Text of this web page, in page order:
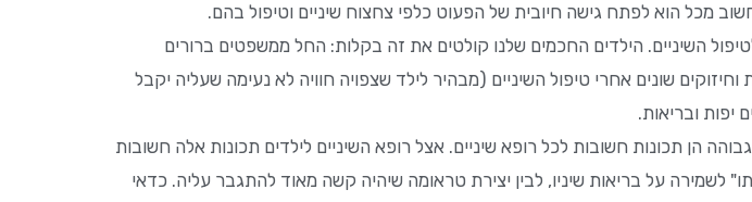
מכל הוא לפתח גישה חיובית של הפעוט כלפי צחצוח שיניים וטיפול בהם.
השיניים. הילדים החכמים שלנו קולטים את זה בקלות: החל ממשפטים ברורים
שונים אחרי טיפול השיניים (מבהיר לילד שצפויה חוויה לא נעימה שעליה יקבל
יפות ובריאות.
הן תכונות חשובות לכל רופא שיניים. אצל רופא השיניים לילדים תכונות אלה חשובות
לשמירה על בריאות שיניו, לבין יצירת טראומה שיהיה קשה מאוד להתגבר עליה. כדאי